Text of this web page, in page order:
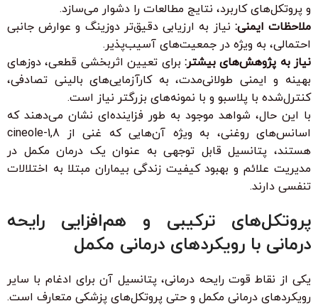
و پروتکل‌های کاربرد، نتایج مطالعات را دشوار می‌سازد.
ملاحظات ایمنی: نیاز به ارزیابی دقیق‌تر دوزینگ و عوارض جانبی
احتمالی، به ویژه در جمعیت‌های آسیب‌پذیر.
نیاز به پژوهش‌های بیشتر: برای تعیین اثربخشی قطعی، دوزهای
بهینه و ایمنی طولانی‌مدت، به کارآزمایی‌های بالینی تصادفی،
کنترل‌شده با پلاسبو و با نمونه‌های بزرگتر نیاز است.
با این حال، شواهد موجود به طور فزاینده‌ای نشان می‌دهند که
اسانس‌های روغنی، به ویژه آن‌هایی که غنی از 1,8-cineole
هستند، پتانسیل قابل توجهی به عنوان یک درمان مکمل در
مدیریت علائم و بهبود کیفیت زندگی بیماران مبتلا به اختلالات
تنفسی دارند.
پروتکل‌های ترکیبی و هم‌افزایی رایحه
درمانی با رویکردهای درمانی مکمل
یکی از نقاط قوت رایحه درمانی، پتانسیل آن برای ادغام با سایر
رویکردهای درمانی مکمل و حتی پروتکل‌های پزشکی متعارف است.